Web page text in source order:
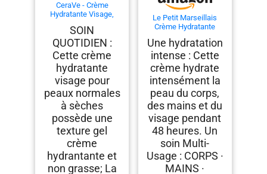
CeraVe - Crème
Hydratante Visage,
Sèches, Hydratation
24h et Protection
Cutanée avec
Technologie MVE,
Acide Hyaluronique et
Niacinamide, et
Céramides.
SOIN
QUOTIDIEN :
Cette crème
hydratante
visage pour
peaux normales
à sèches
possède une
texture gel
crème
hydrantante et
non grasse; La
Le Petit Marseillais
Crème Hydratante
de 360 mL
Une hydratation
intense : Cette
crème hydrate
intensément la
peau du corps,
des mains et du
visage pendant
48 heures. Un
soin Multi-
Usage : CORPS ·
MAINS ·